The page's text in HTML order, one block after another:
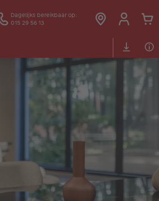
Dagelijks bereikbaar op:
015 29 56 13